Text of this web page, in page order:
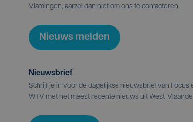
Vlamingen, aarzel dan niet om ons te contacteren.
Nieuws melden
Nieuwsbrief
Schrijf je in voor de dagelijkse nieuwsbrief van Focus
WTV met het meest recente nieuws uit West-